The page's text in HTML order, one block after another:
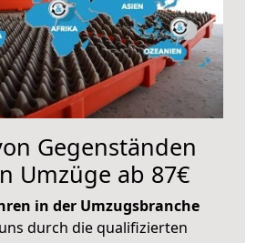
Gegenständen
Umzüge ab 87€
in der Umzugsbranche
durch die qualifizierten